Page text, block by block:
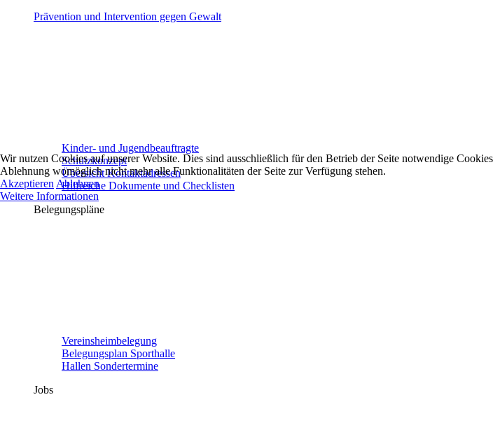
Prävention und Intervention gegen Gewalt
Kinder- und Jugendbeauftragte
Schutzkonzept
Übersicht Kontaktadressen
Hilfreiche Dokumente und Checklisten
Belegungspläne
Vereinsheimbelegung
Belegungsplan Sporthalle
Hallen Sondertermine
Jobs
Wir nutzen Cookies auf unserer Website. Dies sind ausschließlich für den Betrieb der Seite notwendige
Ablehnung womöglich nicht mehr alle Funktionalitäten der Seite zur Verfügung stehen.
Akzeptieren Ablehnen
Weitere Informationen